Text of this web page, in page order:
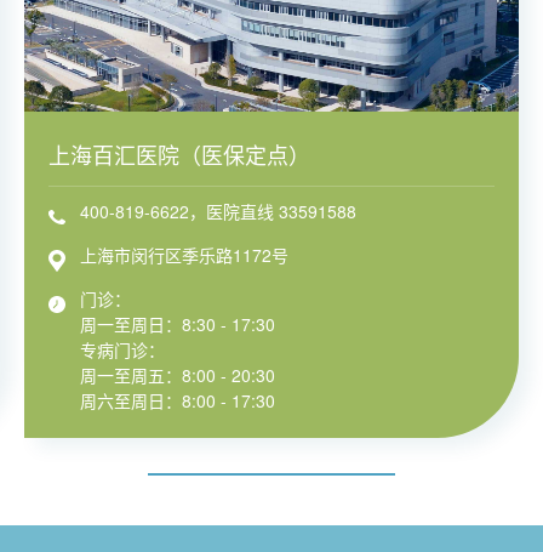
上海百汇医院（医保定点）
400-819-6622，医院直线 33591588
上海市闵行区季乐路1172号
门诊：
周一至周日：8:30 - 17:30
专病门诊：
周一至周五：8:00 - 20:30
周六至周日：8:00 - 17:30